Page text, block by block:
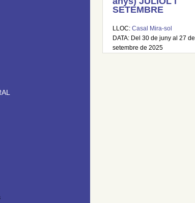
SETEMBRE
LLOC: Casal Mira-sol
DATA: Del 30 de juny al 27 de
setembre de 2025